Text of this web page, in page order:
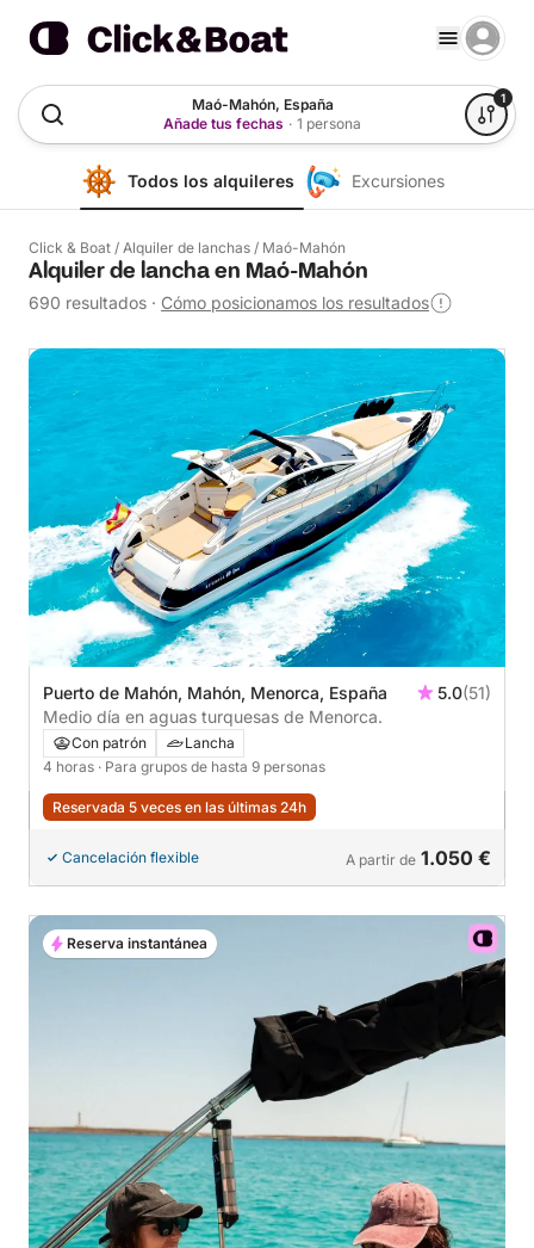
Maó-Mahón, España
Añade tus fechas · 1 persona
1
Todos los alquileres Excursiones
Click & Boat / Alquiler de lanchas / Maó-Mahón
Alquiler de lancha en Maó-Mahón
690 resultados · Cómo posicionamos los resultados
Puerto de Mahón, Mahón, Menorca, España 5.0(51)
Medio día en aguas turquesas de Menorca.
Con patrón
Lancha
4 horas · Para grupos de hasta 9 personas
Reservada 5 veces en las últimas 24h
Cancelación flexible A partir de 1.050 €
Reserva instantánea